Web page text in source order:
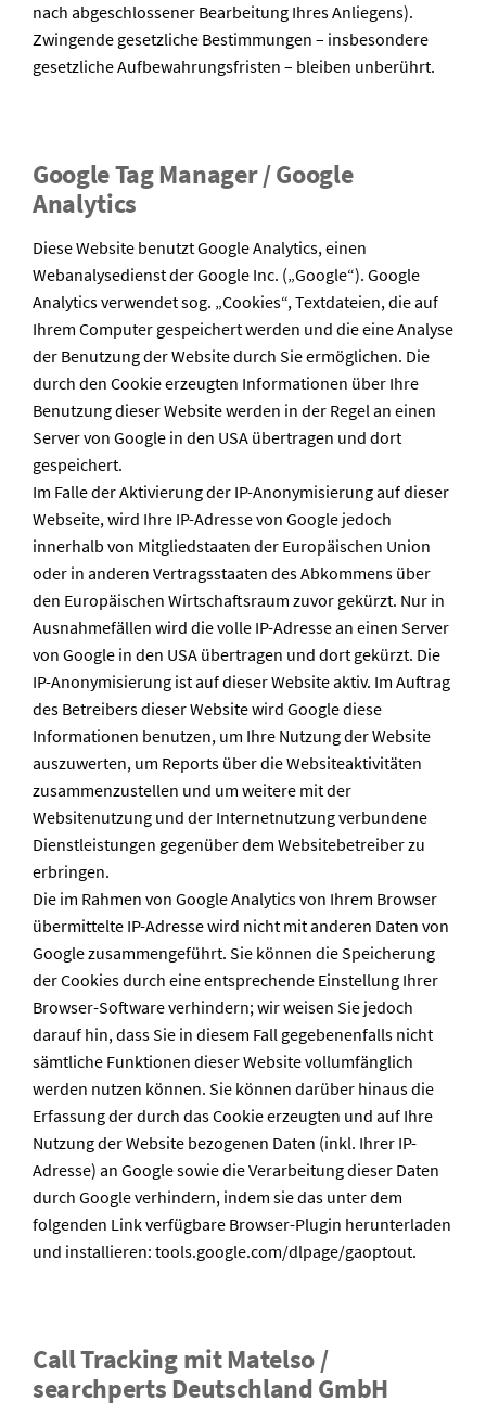
nach abgeschlossener Bearbeitung Ihres Anliegens).
Zwingende gesetzliche Bestimmungen – insbesondere
gesetzliche Aufbewahrungsfristen – bleiben unberührt.
Google Tag Manager / Google
Analytics
Diese Website benutzt Google Analytics, einen
Webanalysedienst der Google Inc. („Google“). Google
Analytics verwendet sog. „Cookies“, Textdateien, die auf
Ihrem Computer gespeichert werden und die eine Analyse
der Benutzung der Website durch Sie ermöglichen. Die
durch den Cookie erzeugten Informationen über Ihre
Benutzung dieser Website werden in der Regel an einen
Server von Google in den USA übertragen und dort
gespeichert.
Im Falle der Aktivierung der IP-Anonymisierung auf dieser
Webseite, wird Ihre IP-Adresse von Google jedoch
innerhalb von Mitgliedstaaten der Europäischen Union
oder in anderen Vertragsstaaten des Abkommens über
den Europäischen Wirtschaftsraum zuvor gekürzt. Nur in
Ausnahmefällen wird die volle IP-Adresse an einen Server
von Google in den USA übertragen und dort gekürzt. Die
IP-Anonymisierung ist auf dieser Website aktiv. Im Auftrag
des Betreibers dieser Website wird Google diese
Informationen benutzen, um Ihre Nutzung der Website
auszuwerten, um Reports über die Websiteaktivitäten
zusammenzustellen und um weitere mit der
Websitenutzung und der Internetnutzung verbundene
Dienstleistungen gegenüber dem Websitebetreiber zu
erbringen.
Die im Rahmen von Google Analytics von Ihrem Browser
übermittelte IP-Adresse wird nicht mit anderen Daten von
Google zusammengeführt. Sie können die Speicherung
der Cookies durch eine entsprechende Einstellung Ihrer
Browser-Software verhindern; wir weisen Sie jedoch
darauf hin, dass Sie in diesem Fall gegebenenfalls nicht
sämtliche Funktionen dieser Website vollumfänglich
werden nutzen können. Sie können darüber hinaus die
Erfassung der durch das Cookie erzeugten und auf Ihre
Nutzung der Website bezogenen Daten (inkl. Ihrer IP-
Adresse) an Google sowie die Verarbeitung dieser Daten
durch Google verhindern, indem sie das unter dem
folgenden Link verfügbare Browser-Plugin herunterladen
und installieren: tools.google.com/dlpage/gaoptout.
Call Tracking mit Matelso /
searchperts Deutschland GmbH